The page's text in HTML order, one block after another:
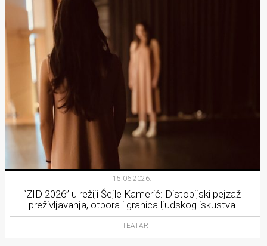
15.06.2026.
“ZID 2026” u režiji Šejle Kamerić: Distopijski pejzaž
preživljavanja, otpora i granica ljudskog iskustva
TEATAR